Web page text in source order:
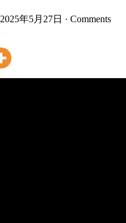
2025年5月27日 · Comments